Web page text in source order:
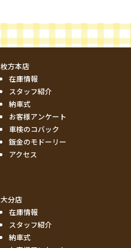
枚方本店
在庫情報
スタッフ紹介
納車式
お客様アンケート
車検のコバック
鈑金のモドーリー
アクセス
大分店
在庫情報
スタッフ紹介
納車式